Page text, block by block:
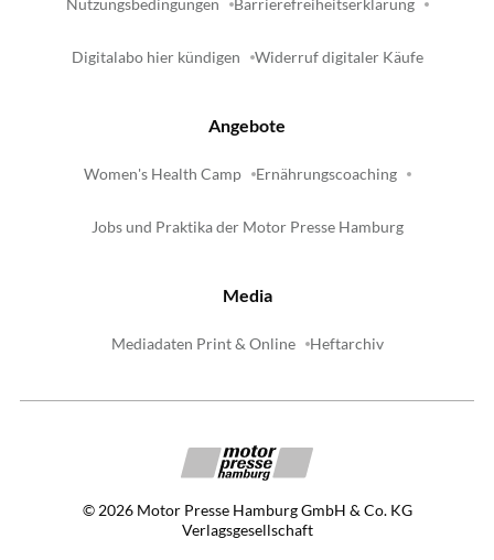
Nutzungsbedingungen Barrierefreiheitserklärung
Digitalabo hier kündigen Widerruf digitaler Käufe
Angebote
Women's Health Camp Ernährungscoaching
Jobs und Praktika der Motor Presse Hamburg
Media
Mediadaten Print & Online Heftarchiv
©2026 Motor Presse Hamburg GmbH & Co. KG
Verlagsgesellschaft